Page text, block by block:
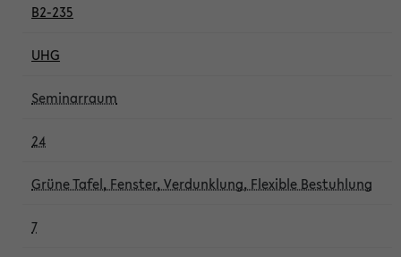
B2-235
UHG
Seminarraum
24
Grüne Tafel, Fenster, Verdunklung, Flexible Bestuhlung
7